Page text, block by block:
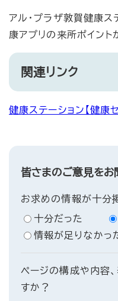
アル・プラザ敦賀健康ス
康アプリの来所ポイント
関連リンク
健康ステーション【健康
皆さまのご意見をお
お求めの情報が十分
十分だった
情報が足りなかっ
ページの構成や内容
すか？